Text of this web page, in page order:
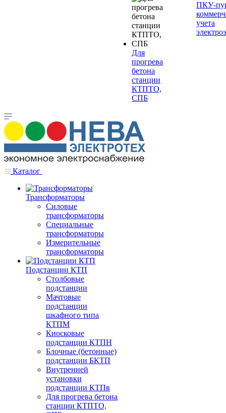
Для
прогрева
бетона
станции
КТПТО,
СПБ
ПКУ-
учета
Каталог
Трансформаторы
Силовые
трансформаторы
Специальные
трансформаторы
Измерительные
трансформаторы
Подстанции КТП
Столбовые
подстанции
Мачтовые
подстанции
шкафного типа
КТПМ
Киосковые
подстанции КТПН
Блочные (бетонные)
подстанции БКТП
Внутренней
установки
подстанции КТПв
Для прогрева бетона
станции КТПТО,